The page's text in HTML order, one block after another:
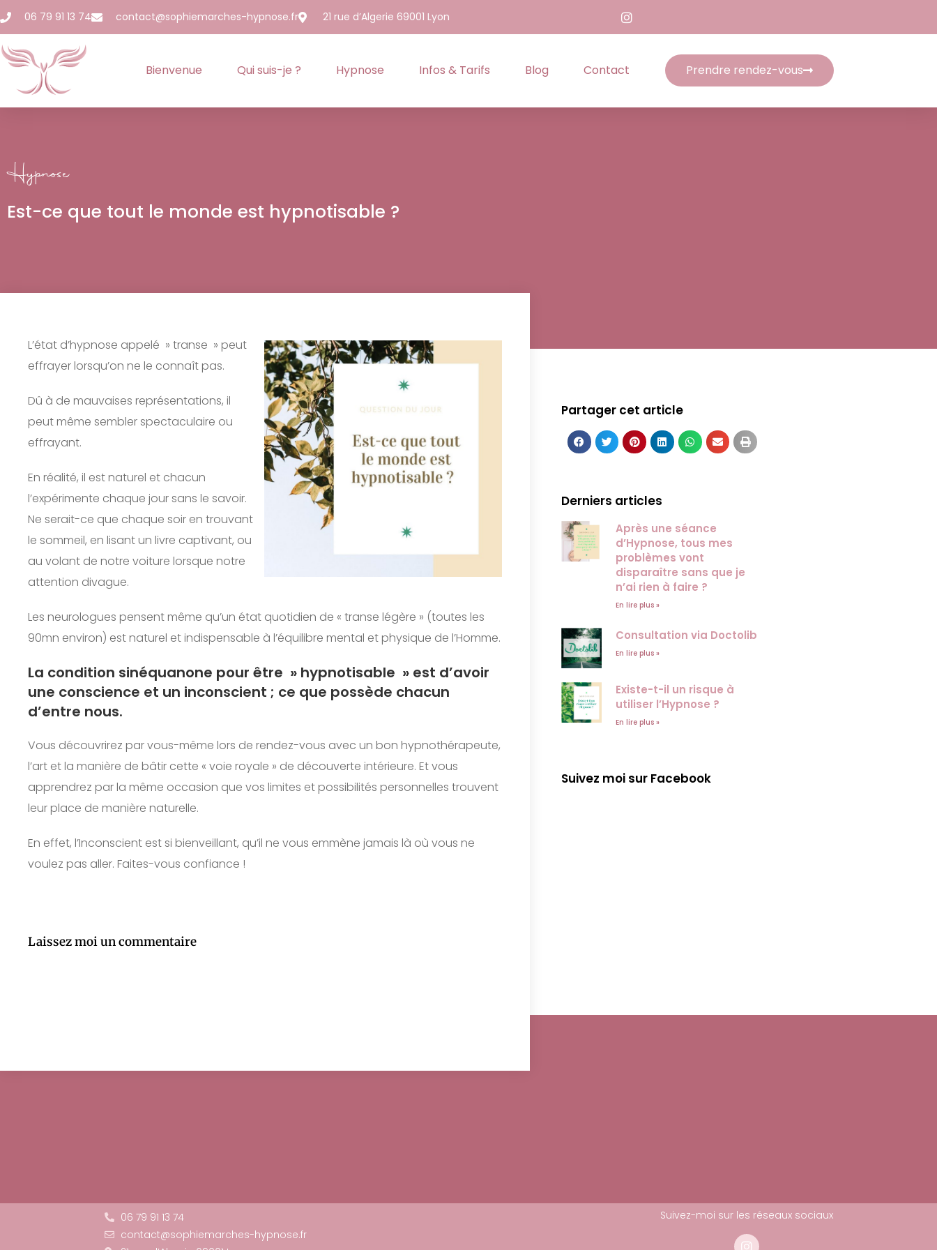
06 79 91 13 74 contact@sophiemarches-hypnose.fr 21 rue d’Algerie 69001 Lyon
Bienvenue Qui suis-je ? Hypnose Infos & Tarifs Blog Contact Prendre rendez-vous
Hypnose
Est-ce que tout le monde est hypnotisable ?
L’état d’hypnose appelé » transe » peut
effrayer lorsqu’on ne le connaît pas.
Dû à de mauvaises représentations, il
peut même sembler spectaculaire ou
effrayant. ⠀
En réalité, il est naturel et chacun
l’expérimente chaque jour sans le savoir.
Ne serait-ce que chaque soir en trouvant
le sommeil, en lisant un livre captivant, ou
au volant de notre voiture lorsque notre
attention divague.
Les neurologues pensent même qu’un état quotidien de « transe légère » (toutes les
90mn environ) est naturel et indispensable à l’équilibre mental et physique de l’Homme.
La condition sinéquanone pour être » hypnotisable » est d’avoir
une conscience et un inconscient ; ce que possède chacun
d’entre nous.
Vous découvrirez par vous-même lors de rendez-vous avec un bon hypnothérapeute,
l’art et la manière de bâtir cette « voie royale » de découverte intérieure. Et vous
apprendrez par la même occasion que vos limites et possibilités personnelles trouvent
leur place de manière naturelle.
En effet, l’Inconscient est si bienveillant, qu’il ne vous emmène jamais là où vous ne
voulez pas aller. Faites-vous confiance ! ⠀⠀⠀⠀⠀⠀
Laissez moi un commentaire
Partager cet article
Derniers articles
Après une séance
d’Hypnose, tous mes
problèmes vont
disparaître sans que je
n’ai rien à faire ?
En lire plus »
Consultation via Doctolib
En lire plus »
Existe-t-il un risque à
utiliser l’Hypnose ?
En lire plus »
Suivez moi sur Facebook
06 79 91 13 74
contact@sophiemarches-hypnose.fr
Suivez-moi sur les réseaux sociaux